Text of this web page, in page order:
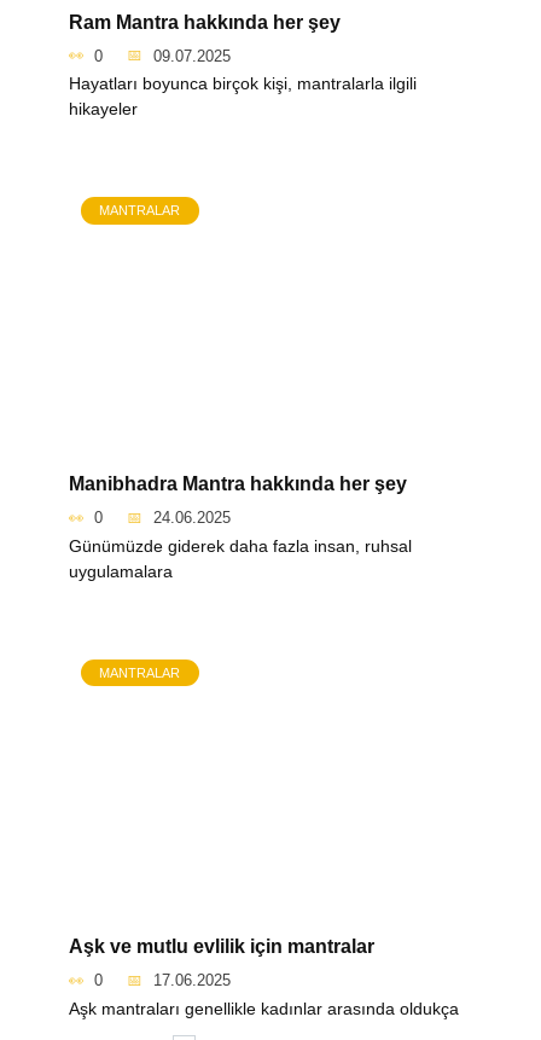
Ram Mantra hakkında her şey
0 09.07.2025
Hayatları boyunca birçok kişi, mantralarla ilgili
hikayeler
MANTRALAR
Manibhadra Mantra hakkında her şey
0 24.06.2025
Günümüzde giderek daha fazla insan, ruhsal
uygulamalara
MANTRALAR
Aşk ve mutlu evlilik için mantralar
0 17.06.2025
Aşk mantraları genellikle kadınlar arasında oldukça